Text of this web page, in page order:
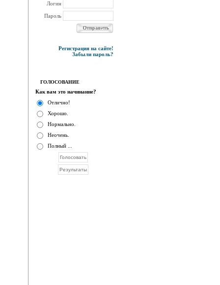
Логин
Пароль
Регистрация на сайте!
Забыли пароль?
ГОЛОСОВАНИЕ
Как вам это начинание?
Отлично!
Хорошо.
Нормально.
Неочень.
Полный ...